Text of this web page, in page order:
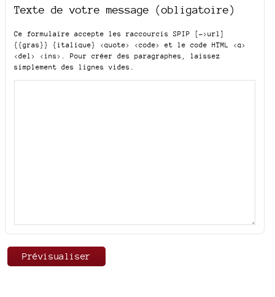
Texte de votre message (obligatoire)
Ce formulaire accepte les raccourcis SPIP
[->url]
{{gras}} {italique} <quote> <code>
et le code HTML <q>
<del> <ins>
. Pour créer des paragraphes, laissez
simplement des lignes vides.